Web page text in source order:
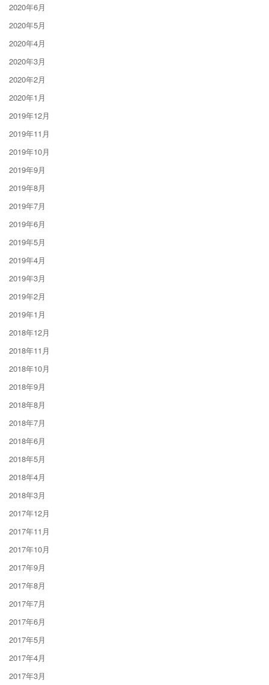
2020年6月
2020年5月
2020年4月
2020年3月
2020年2月
2020年1月
2019年12月
2019年11月
2019年10月
2019年9月
2019年8月
2019年7月
2019年6月
2019年5月
2019年4月
2019年3月
2019年2月
2019年1月
2018年12月
2018年11月
2018年10月
2018年9月
2018年8月
2018年7月
2018年6月
2018年5月
2018年4月
2018年3月
2017年12月
2017年11月
2017年10月
2017年9月
2017年8月
2017年7月
2017年6月
2017年5月
2017年4月
2017年3月